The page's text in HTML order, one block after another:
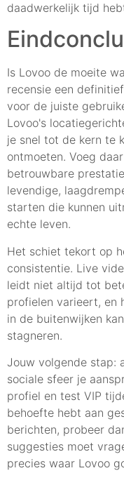
daadwerkelijk tijd
Is Lovoo de moeite
recensie een
voor de juiste
Lovoo's
je snel tot de kern te
ontmoeten. Voeg
betrouwbare
levendige,
starten die kunnen
echte leven.
Het schiet tekort op
consistentie. Live
leidt niet altijd tot
profielen varieert, en
in de buitenwijken
stagneren.
Jouw volgende stap:
sociale sfeer je
profiel en test VIP
behoefte hebt aan
berichten, probeer
suggesties moet
precies waar Lovoo